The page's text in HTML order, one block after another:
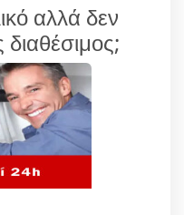
αλλά δεν